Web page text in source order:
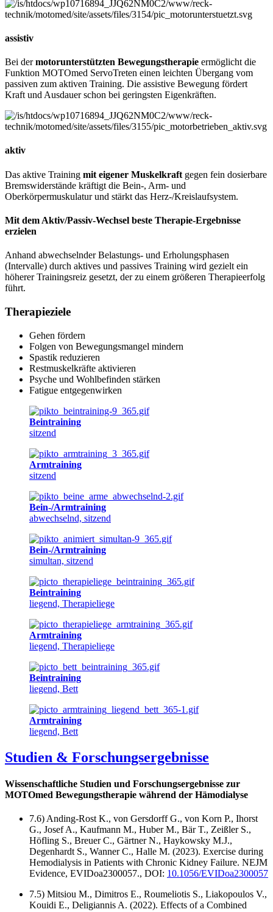
assistiv
Bei dermotorunterstützten Bewegungstherapie ermöglicht die
Funktion MOTOmed ServoTreten einen leichten Übergang vom
passiven zum aktiven Training. Die assistive Bewegung fördert
Kraft und Ausdauer schon bei geringsten Eigenkräften.
aktiv
Das aktive Training mit eigener Muskelkraft gegen fein dosierbare
Bremswiderstände kräftigt die Bein-, Arm- und
Oberkörpermuskulatur und stärkt das Herz-/Kreislaufsystem.
Mit dem Aktiv/Passiv-Wechsel beste Therapie-Ergebnisse
erzielen
Anhand abwechselnder Belastungs- und Erholungsphasen
(Intervalle) durch aktives und passives Training wird gezielt ein
höherer Trainingsreiz gesetzt, der zu einem größeren Therapieerfolg
führt.
Therapieziele
Gehen fördern
Folgen von Bewegungsmangel mindern
Spastik reduzieren
Restmuskelkräfte aktivieren
Psyche und Wohlbefinden stärken
Fatigue entgegenwirken
Beintraining
sitzend
Armtraining
sitzend
Bein-/Armtraining
abwechselnd, sitzend
Bein-/Armtraining
simultan, sitzend
Beintraining
liegend, Therapieliege
Armtraining
liegend, Therapieliege
Beintraining
liegend, Bett
Armtraining
liegend, Bett
Studien & Forschungsergebnisse
Wissenschaftliche Studien und Forschungsergebnisse zur
MOTOmed Bewegungstherapie während der Hämodialyse
7.6) Anding-Rost K., von Gersdorff G., von Korn P., Ihorst
G., Josef A., Kaufmann M., Huber M., Bär T., Zeißler S.,
Höfling S., Breuer C., Gärtner N., Haykowsky M.J.,
Degenhardt S., Wanner C., Halle M. (2023). Exercise during
Hemodialysis in Patients with Chronic Kidney Failure. NEJM
Evidence, EVIDoa2300057., DOI: 10.1056/EVIDoa2300057
7.5) Mitsiou M., Dimitros E., Roumeliotis S., Liakopoulos V.,
Kouidi E., Deligiannis A. (2022). Effects of a Combined